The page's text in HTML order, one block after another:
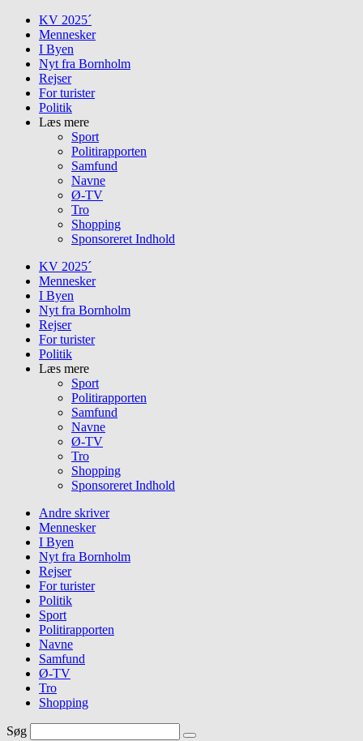
Skip
content
KV 2025´
Mennesker
I Byen
Nyt fra Bornholm
Rejser
For turister
Politik
Læs mere
Sport
Politirapporten
Samfund
Navne
Ø-TV
Tro
Shopping
Sponsoreret Indhold
KV 2025´
Mennesker
I Byen
Nyt fra Bornholm
Rejser
For turister
Politik
Læs mere
Sport
Politirapporten
Samfund
Navne
Ø-TV
Tro
Shopping
Sponsoreret Indhold
Andre skriver
Mennesker
I Byen
Nyt fra Bornholm
Rejser
For turister
Politik
Sport
Politirapporten
Navne
Samfund
Ø-TV
Tro
Shopping
Søg